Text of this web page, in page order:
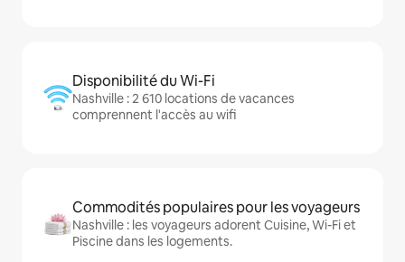
Disponibilité du Wi-Fi
Nashville : 2 610 locations de vacances
comprennent l'accès au wifi
Commodités populaires pour les voyageurs
Nashville : les voyageurs adorent Cuisine, Wi-Fi et
Piscine dans les logements.